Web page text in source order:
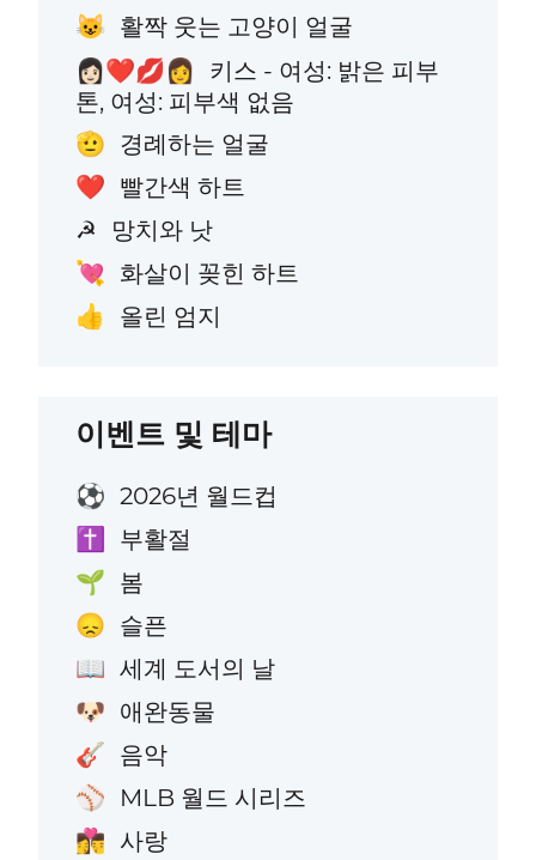
😺 활짝 웃는 고양이 얼굴
👩🏻‍❤️‍💋‍👩
키스 - 여성: 밝은 피부
톤, 여성: 피부색 없음
🫡 경례하는 얼굴
❤️ 빨간색 하트
☭ 망치와 낫
💘 화살이 꽂힌 하트
👍 올린 엄지
이벤트 및 테마
⚽ 2026년 월드컵
✝️ 부활절
🌱 봄
😞 슬픈
📖 세계 도서의 날
🐶 애완동물
🎸 음악
⚾ MLB 월드 시리즈
👩‍❤️‍💋‍👨 사랑